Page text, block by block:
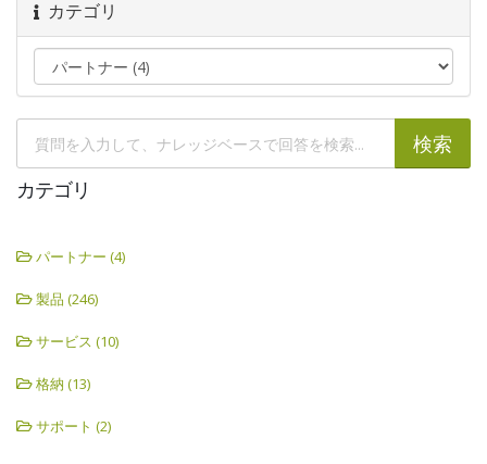
カテゴリ
カテゴリ
パートナー (4)
製品 (246)
サービス (10)
格納 (13)
サポート (2)